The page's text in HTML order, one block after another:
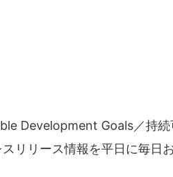
Development Goals／持続
リリース情報を平日に毎日